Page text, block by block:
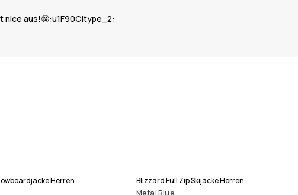
aus!🤩:u1F90C|type_2:
Herren
Blizzard Full Zip Skijacke Herren
Metal Blue